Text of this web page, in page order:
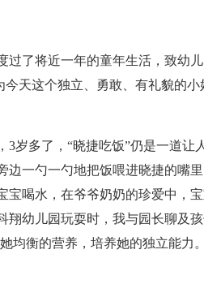
过了将近一年的童年生活，致幼
天这个独立、勇敢、有礼貌的小
岁多了，“晓捷吃饭”仍是一道让
边一勺一勺地把饭喂进晓捷的嘴
宝喝水，在爷爷奶奶的珍爱中，
翔幼儿园玩耍时，我与园长聊及
均衡的营养，培养她的独立能力